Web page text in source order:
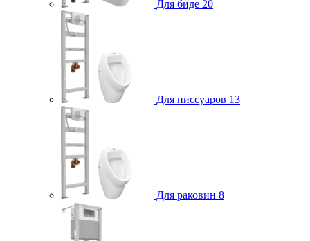
Для биде 20
Для писсуаров 13
Для раковин 8